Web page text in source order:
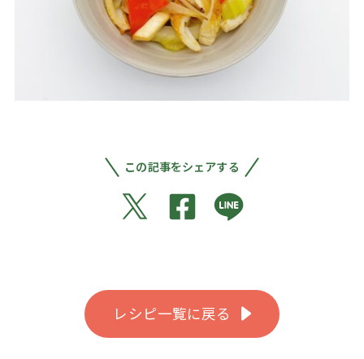
この記事をシェアする
レシピ一覧に戻る